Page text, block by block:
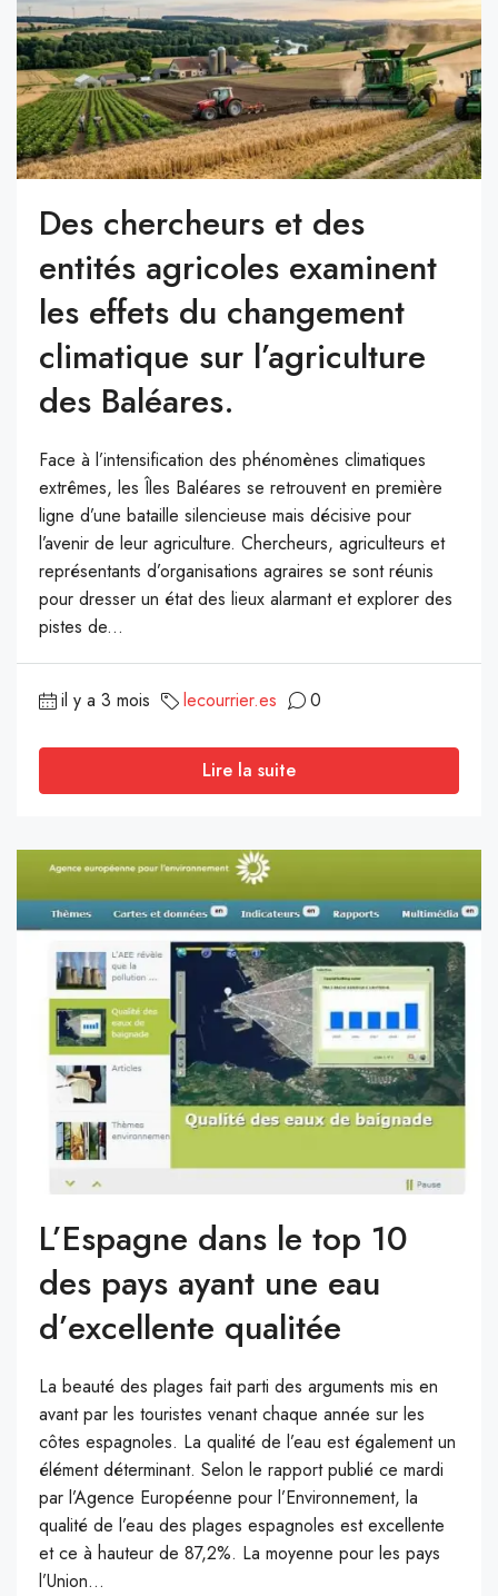
Des chercheurs et des
entités agricoles examinent
les effets du changement
climatique sur l’agriculture
des Baléares.
Face à l’intensification des phénomènes climatiques
extrêmes, les Îles Baléares se retrouvent en première
ligne d’une bataille silencieuse mais décisive pour
l’avenir de leur agriculture. Chercheurs, agriculteurs et
représentants d’organisations agraires se sont réunis
pour dresser un état des lieux alarmant et explorer des
pistes de...
il y a 3 mois lecourrier.es 0
Lire la suite
L’Espagne dans le top 10
des pays ayant une eau
d’excellente qualitée
La beauté des plages fait parti des arguments mis en
avant par les touristes venant chaque année sur les
côtes espagnoles. La qualité de l’eau est également un
élément déterminant. Selon le rapport publié ce mardi
par l’Agence Européenne pour l’Environnement, la
qualité de l’eau des plages espagnoles est excellente
et ce à hauteur de 87,2%. La moyenne pour les pays
l’Union...